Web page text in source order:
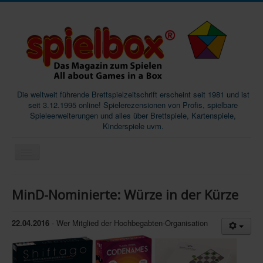
Die weltweit führende Brettspielzeitschrift erscheint seit 1981 und ist
seit 3.12.1995 online! Spielerezensionen von Profis, spielbare
Spieleerweiterungen und alles über Brettspiele, Kartenspiele,
Kinderspiele uvm.
Magazine
Abos/Subscriptions
Podcast
MinD-Nominierte: Würze in der Kürze
22.04.2016 - Wer Mitglied der Hochbegabten-Organisation